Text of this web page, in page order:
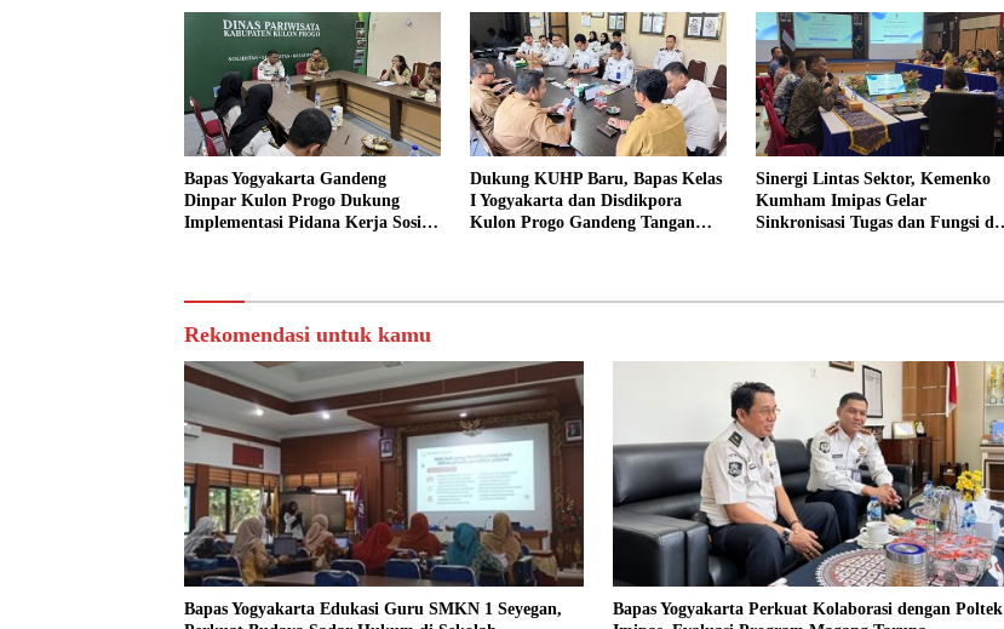
Bapas Yogyakarta Gandeng
Dinpar Kulon Progo Dukung
Implementasi Pidana Kerja Sosial
Dukung KUHP Baru, Bapas Kelas
I Yogyakarta dan Disdikpora
Kulon Progo Gandeng Tangan
Sinergi Lintas Sektor, Kemenko
Kumham Imipas Gelar
Sinkronisasi Tugas dan Fungsi di
Rekomendasi untuk kamu
Bapas Yogyakarta Edukasi Guru SMKN 1 Seyegan,
Bapas Yogyakarta Perkuat Kolaborasi dengan Poltek